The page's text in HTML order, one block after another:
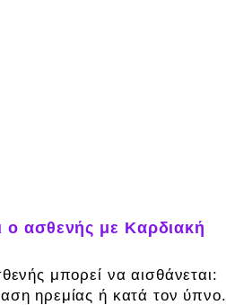
ο ασθενής με Καρδιακή
μπορεί να αισθάνεται:
ηρεμίας ή κατά τον ύπνο.